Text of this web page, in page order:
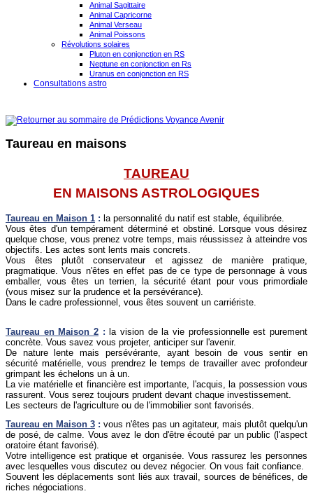
Animal Sagittaire
Animal Capricorne
Animal Verseau
Animal Poissons
Révolutions solaires
Pluton en conjonction en RS
Neptune en conjonction en Rs
Uranus en conjonction en RS
Consultations astro
Taureau en maisons
TAUREAU
EN MAISONS ASTROLOGIQUES
Taureau en Maison 1 : la personnalité du natif est stable, équilibrée.
Vous êtes d'un tempérament déterminé et obstiné. Lorsque vous désirez
quelque chose, vous prenez votre temps, mais réussissez à atteindre vos
objectifs. Les actes sont lents mais concrets.
Vous êtes plutôt conservateur et agissez de manière pratique,
pragmatique. Vous n'êtes en effet pas de ce type de personnage à vous
emballer, vous êtes un terrien, la sécurité étant pour vous primordiale
(vous misez sur la prudence et la persévérance).
Dans le cadre professionnel, vous êtes souvent un carriériste.
Taureau en Maison 2 : la vision de la vie professionnelle est purement
concrète. Vous savez vous projeter, anticiper sur l'avenir.
De nature lente mais persévérante, ayant besoin de vous sentir en
sécurité matérielle, vous prendrez le temps de travailler avec profondeur
grimpant les échelons un à un.
La vie matérielle et financière est importante, l'acquis, la possession vous
rassurent. Vous serez toujours prudent devant chaque investissement.
Les secteurs de l'agriculture ou de l'immobilier sont favorisés.
Taureau en Maison 3 : vous n'êtes pas un agitateur, mais plutôt quelqu'un
de posé, de calme. Vous avez le don d'être écouté par un public (l'aspect
oratoire étant favorisé).
Votre intelligence est pratique et organisée. Vous rassurez les personnes
avec lesquelles vous discutez ou devez négocier. On vous fait confiance.
Souvent les déplacements sont liés aux travail, sources de bénéfices, de
riches négociations.